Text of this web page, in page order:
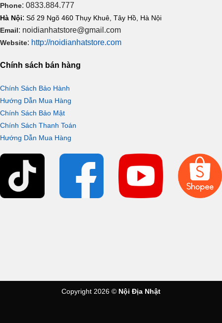
Phone: 0833.884.777
Hà Nội: Số 29 Ngõ 460 Thụy Khuê, Tây Hồ, Hà Nội
Email: noidianhatstore@gmail.com
Website: http://noidianhatstore.com
Chính sách bán hàng
Chính Sách Bảo Hành
Hướng Dẫn Mua Hàng
Chính Sách Bảo Mật
Chính Sách Thanh Toán
Hướng Dẫn Mua Hàng
Copyright 2026 © Nội Địa Nhật